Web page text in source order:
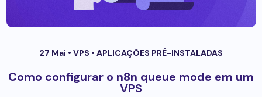
27 Mai • VPS • APLICAÇÕES PRÉ-INSTALADAS
Como configurar o n8n queue mode em um
VPS